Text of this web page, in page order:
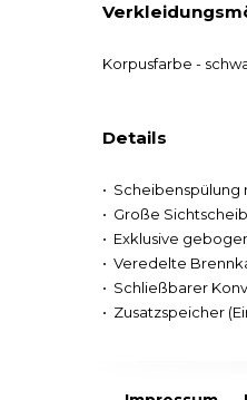
Korpusfarbe -
Details
Scheibenspülung
Große
Exklusive
Veredelte
Schließbarer
Zusatzspeicher